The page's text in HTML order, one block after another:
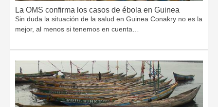
La OMS confirma los casos de ébola en Guinea
Sin duda la situación de la salud en Guinea Conakry no es la
mejor, al menos si tenemos en cuenta…